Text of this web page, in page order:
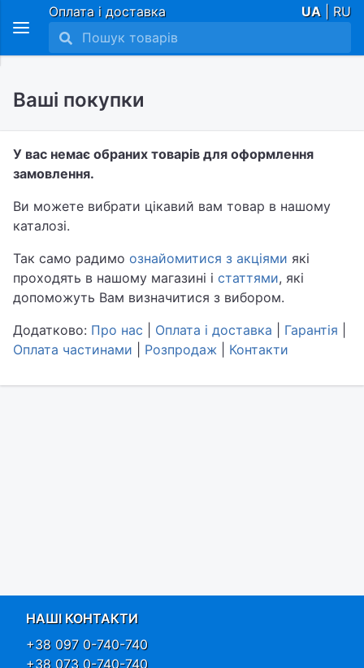
Оплата і доставка UA | RU
Ваші покупки
У вас немає обраних товарів для оформлення
замовлення.
Ви можете вибрати цікавий вам товар в нашому
каталозі.
Так само радимо ознайомитися з акціями які
проходять в нашому магазині і статтями, які
допоможуть Вам визначитися з вибором.
Додатково: Про нас Оплата і доставка Гарантія
Оплата частинами
Розпродаж Контакти
НАШІ КОНТАКТИ
+38 097 0-740-740
+38 073 0-740-740